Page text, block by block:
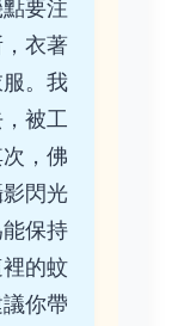
要注
衣著
。我
被工
，佛
閃光
保持
的蚊
你帶